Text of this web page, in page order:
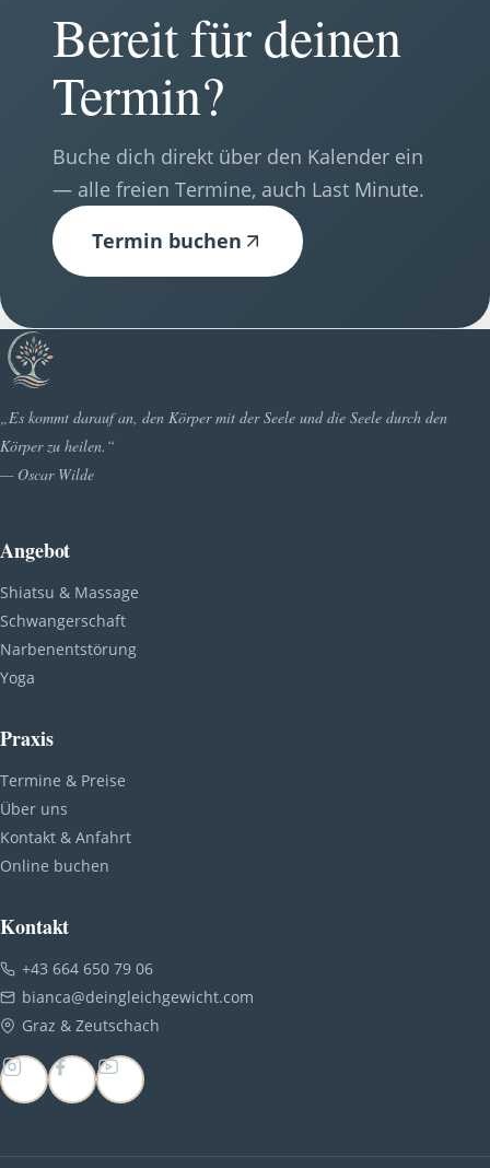
Bereit für deinen
Termin?
Buche dich direkt über den Kalender ein
— alle freien Termine, auch Last Minute.
Termin buchen
„Es kommt darauf an, den Körper mit der Seele und die Seele durch den
Körper zu heilen.“
— Oscar Wilde
Angebot
Shiatsu & Massage
Schwangerschaft
Narbenentstörung
Yoga
Praxis
Termine & Preise
Über uns
Kontakt & Anfahrt
Online buchen
Kontakt
+43 664 650 79 06
bianca@deingleichgewicht.com
Graz & Zeutschach